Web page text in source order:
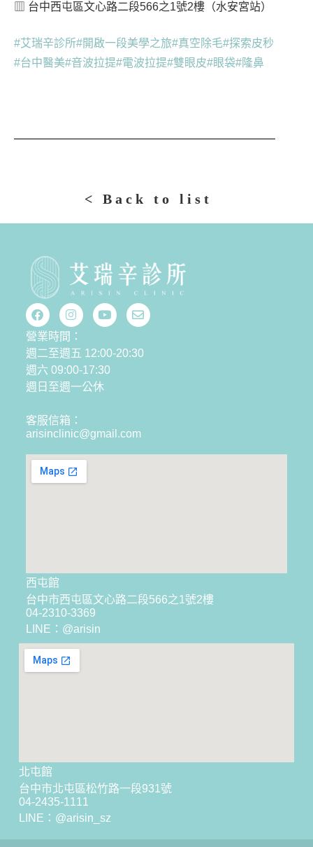
▥ 台中西屯區文心路二段566之1號2樓（水安宮站）
#艾瑞辛診所#開啟一段美學之旅#真空除毛#探索皮秒
#台中醫美#音波拉提#電波拉提#雙眼皮#眼袋#隆鼻
< Back to list
營業時間：
週二至週五 12:00-20:30
週六 09:00-17:30
週日至週一公休
客服信箱：
arisinclinic@gmail.com
西屯館
台中市西屯區文心路二段566之1號2樓
04-2310-3369
LINE：@arisin
北屯館
台中市北屯區松竹路一段931號
04-2435-1111
LINE： @arisin_sz